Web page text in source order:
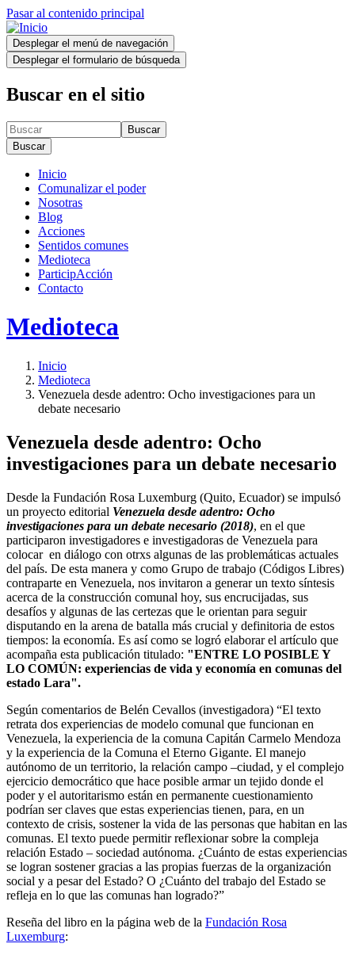
Pasar al contenido principal
Desplegar el menú de navegación
Desplegar el formulario de búsqueda
Buscar en el sitio
Buscar
Buscar
Inicio
Comunalizar el poder
Nosotras
Blog
Acciones
Sentidos comunes
Medioteca
ParticipAcción
Contacto
Medioteca
Inicio
Medioteca
Venezuela desde adentro: Ocho investigaciones para un
debate necesario
Venezuela desde adentro: Ocho
investigaciones para un debate necesario
Desde la Fundación Rosa Luxemburg (Quito, Ecuador) se impulsó
un proyecto editorial Venezuela desde adentro: Ocho
investigaciones para un debate necesario (2018), en el que
participaron investigadores e investigadoras de Venezuela para
colocar en diálogo con otrxs algunas de las problemáticas actuales
del país. De esta manera y como Grupo de trabajo (Códigos Libres)
contraparte en Venezuela, nos invitaron a generar un texto síntesis
acerca de la construcción comunal hoy, sus encrucijadas, sus
desafíos y algunas de las certezas que le orientan para seguir
disputando en la arena de batalla más crucial y definitoria de estos
tiempos: la economía. Es así como se logró elaborar el artículo que
acompaña esta publicación titulado: "ENTRE LO POSIBLE Y
LO COMÚN: experiencias de vida y economía en comunas del
estado Lara".
Según comentarios de Belén Cevallos (investigadora) “El texto
retrata dos experiencias de modelo comunal que funcionan en
Venezuela, la experiencia de la comuna Capitán Carmelo Mendoza
y la experiencia de la Comuna el Eterno Gigante. El manejo
autónomo de un territorio, la relación campo –ciudad, y el complejo
ejercicio democrático que hace posible armar un tejido donde el
poder y el autoritarismo están en permanente cuestionamiento
podrían ser claves que estas experiencias tienen, para, en un
contexto de crisis, sostener la vida de las personas que habitan en las
comunas. El texto puede permitir reflexionar sobre la compleja
relación Estado – sociedad autónoma. ¿Cuánto de estas experiencias
se logran sostener gracias a las propias fuerzas de la organización
social y a pesar del Estado? O ¿Cuánto del trabajo del Estado se
refleja en lo que las comunas han logrado?”
Reseña del libro en la página web de la Fundación Rosa
Luxemburg: